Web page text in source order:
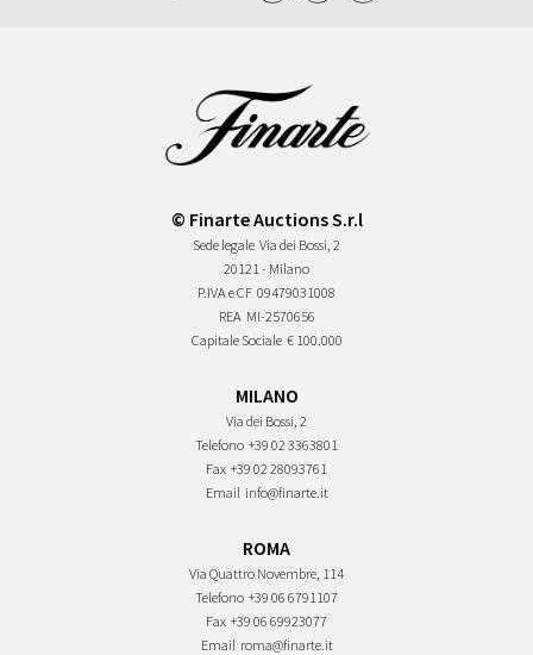
© Finarte Auctions S.r.l
Sede legale Via dei Bossi, 2
20121 - Milano
P.IVA e CF 09479031008
REA MI-2570656
Capitale Sociale € 100.000
MILANO
Via dei Bossi, 2
Telefono +39 02 3363801
Fax +39 02 28093761
Email info@finarte.it
ROMA
Via Quattro Novembre, 114
Telefono +39 06 6791107
Fax +39 06 69923077
Email roma@finarte.it